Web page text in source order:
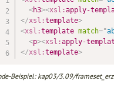
<h3><xsl:apply-
</xsl:template>
<xsl:template match="
<p><xsl:apply-
</xsl:template>
Beispiel: kap03/3.09/